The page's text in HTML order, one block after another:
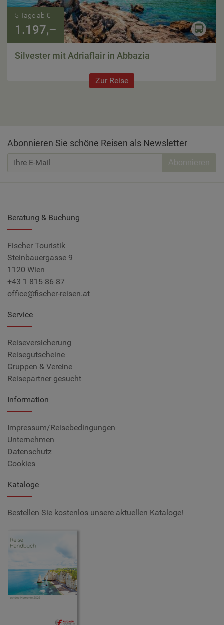
5 Tage ab €
1.197,–
Silvester mit Adriaflair in Abbazia
Zur Reise
Abonnieren Sie schöne Reisen als Newsletter
Abonnieren
Beratung & Buchung
Fischer Touristik
Steinbauergasse 9
1120 Wien
+43 1 815 86 87
office@fischer-reisen.at
Service
Reiseversicherung
Reisegutscheine
Gruppen & Vereine
Reisepartner gesucht
Information
Impressum/Reisebedingungen
Unternehmen
Datenschutz
Cookies
Kataloge
Bestellen Sie kostenlos unsere aktuellen Kataloge!